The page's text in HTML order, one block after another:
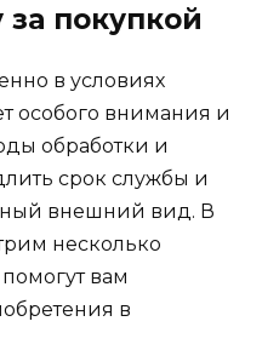
покупкой
в условиях
особого внимания и
обработки и
срок службы и
внешний вид. В
несколько
вам
в